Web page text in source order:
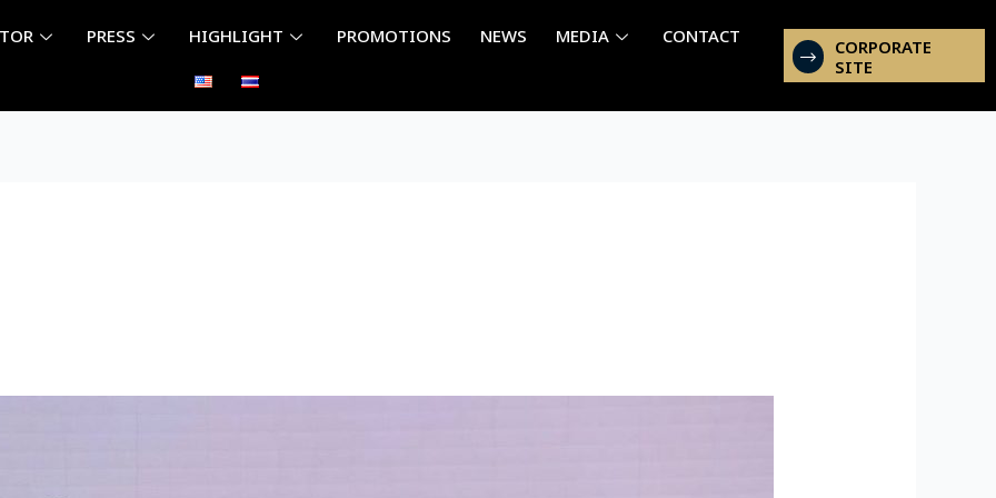
PRESS HIGHLIGHT PROMOTIONS NEWS MEDIA CONTACT CORPORATE
SITE